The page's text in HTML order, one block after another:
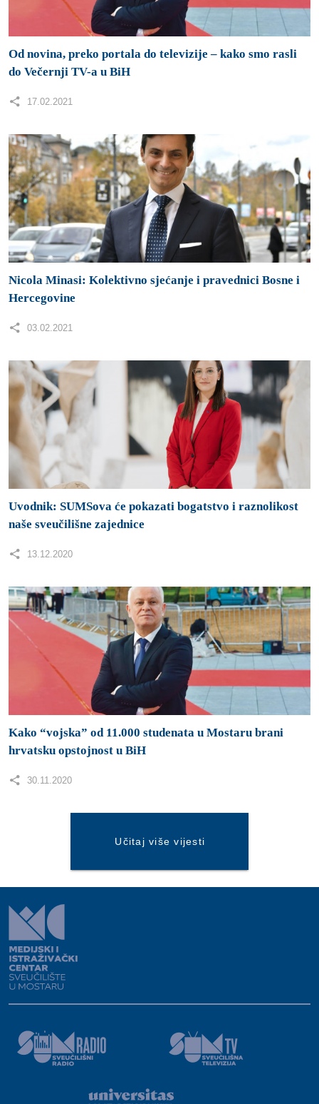
Od novina, preko portala do televizije – kako smo rasli
do Večernji TV-a u BiH
17.02.2021
Nicola Minasi: Kolektivno sjećanje i pravednici Bosne i
Hercegovine
03.02.2021
Uvodnik: SUMSova će pokazati bogatstvo i raznolikost
naše sveučilišne zajednice
13.12.2020
Kako “vojska” od 11.000 studenata u Mostaru brani
hrvatsku opstojnost u BiH
30.11.2020
Učitaj više vijesti